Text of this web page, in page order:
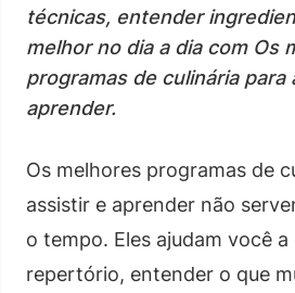
técnicas, entender
melhor no dia a dia com Os
programas de culinária para
aprender.
Os melhores programas de
assistir e aprender não
o tempo. Eles ajudam você
repertório, entender o que